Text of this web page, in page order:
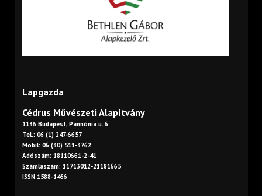
Lapgazda
Cédrus Művészeti Alapítvány
1136 Budapest, Pannónia u. 6.
Tel.: 06 (1) 247-6657
Mobil: 06 (30) 511-3762
Adószám: 18110661-2-41
Számlaszám: 11713012-21181665
ISSN 1588-1466